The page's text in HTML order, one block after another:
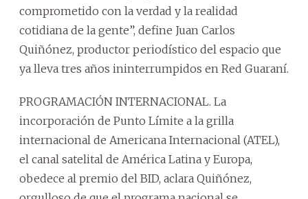
comprometido con la verdad y la realidad
cotidiana de la gente”, define Juan Carlos
Quiñónez, productor periodístico del espacio que
ya lleva tres años ininterrumpidos en Red Guaraní.
PROGRAMACIÓN INTERNACIONAL. La
incorporación de Punto Límite a la grilla
internacional de Americana Internacional (ATEL),
el canal satelital de América Latina y Europa,
obedece al premio del BID, aclara Quiñónez,